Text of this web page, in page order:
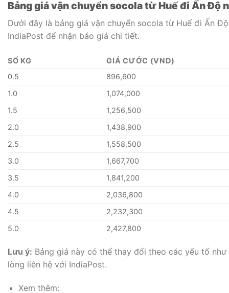
Bảng giá vận chuyển socola từ Huế đi Ấn Độ
Dưới đây là bảng giá vận chuyển socola từ Huế đi Ấn
IndiaPost để nhận báo giá chi tiết.
SỐ KG
GIÁ CƯỚC (VND)
0.5
896,600
1.0
1,074,000
1.5
1,256,500
2.0
1,438,900
2.5
1,558,500
3.0
1,667,700
3.5
1,841,200
4.0
2,036,800
4.5
2,232,300
5.0
2,427,800
Lưu ý: Bảng giá này có thể thay đổi theo các yếu tố
lòng liên hệ với IndiaPost.
Xem thêm: